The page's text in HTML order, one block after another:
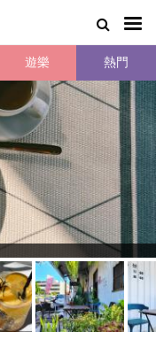
遊樂 熱門